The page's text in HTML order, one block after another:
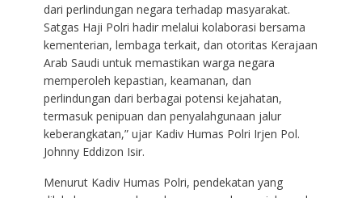
dari perlindungan negara terhadap masyarakat.
Satgas Haji Polri hadir melalui kolaborasi bersama
kementerian, lembaga terkait, dan otoritas Kerajaan
Arab Saudi untuk memastikan warga negara
memperoleh kepastian, keamanan, dan
perlindungan dari berbagai potensi kejahatan,
termasuk penipuan dan penyalahgunaan jalur
keberangkatan,” ujar Kadiv Humas Polri Irjen Pol.
Johnny Eddizon Isir.
Menurut Kadiv Humas Polri, pendekatan yang